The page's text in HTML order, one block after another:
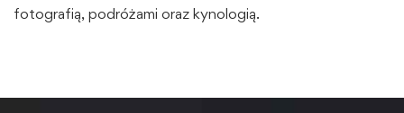
fotografią, podróżami oraz kynologią.